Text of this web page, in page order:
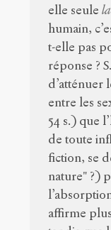
elle seulela
humain,
t-elle pas
réponse ?
d’atténuer
entre les
54 s.) que
de toute
fiction, se
nature" ?)
affirme